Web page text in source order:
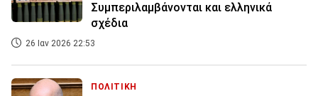
Συμπεριλαμβάνονται και ελληνικά
σχέδια
26 Ιαν 2026 22:53
ΠΟΛΙΤΙΚΗ